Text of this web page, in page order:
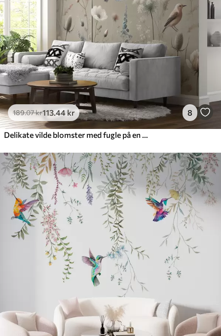
Premium vinyl
516.67 .00 kr /m²
Peel and Stick
666 .67400.00kr/m²
189.07kr113.44 kr 8